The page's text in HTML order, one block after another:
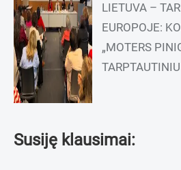
LIETUVA –
EUROPOJE:
„MOTERS
Susiję klausimai: